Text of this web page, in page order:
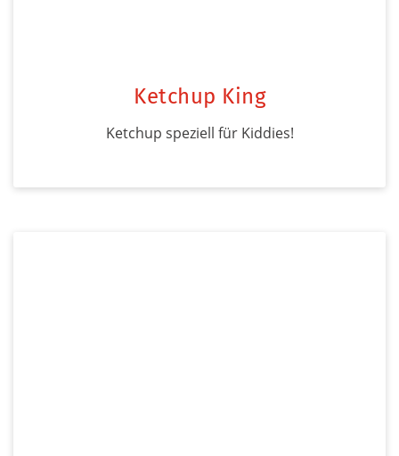
Ketchup King
Ketchup speziell für Kiddies!